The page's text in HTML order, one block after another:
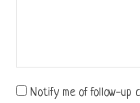
Notify me of follow-up